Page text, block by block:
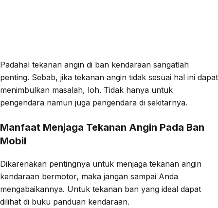
Padahal tekanan angin di ban kendaraan sangatlah
penting. Sebab, jika tekanan angin tidak sesuai hal ini dapat
menimbulkan masalah, loh. Tidak hanya untuk
pengendara namun juga pengendara di sekitarnya.
Manfaat Menjaga Tekanan Angin Pada Ban
Mobil
Dikarenakan pentingnya untuk menjaga tekanan angin
kendaraan bermotor, maka jangan sampai Anda
mengabaikannya. Untuk tekanan ban yang ideal dapat
dilihat di buku panduan kendaraan.